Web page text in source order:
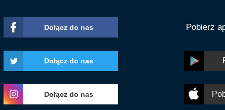
Dołącz do nas
Dołącz do nas
Dołącz do nas
Pobierz